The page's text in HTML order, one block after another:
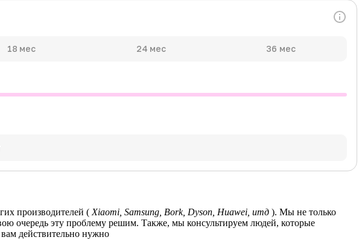
18 мес 24 мес 36 мес
производителей ( Xiaomi, Samsung, Bork, Dyson, Huawei, итд ). Мы не только
очередь эту проблему решим. Также, мы консультируем людей, которые
действительно нужно